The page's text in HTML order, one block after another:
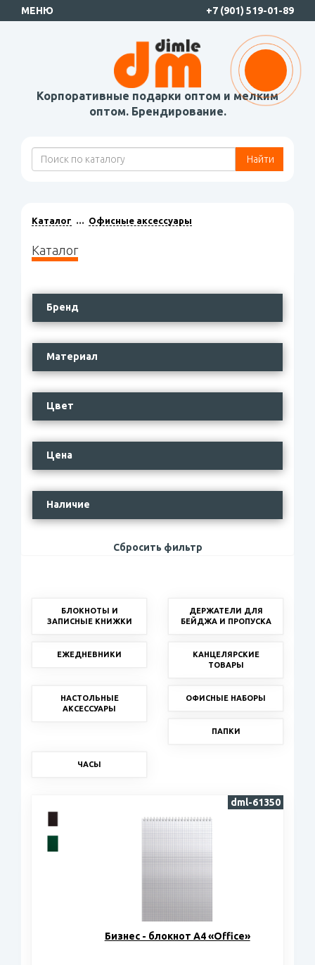
МЕНЮ +7 (901) 519-01-89
Корпоративные подарки оптом и мелким
оптом. Брендирование.
Найти
Каталог Офисные аксессуары
Каталог
Бренд
Материал
Цвет
Цена
Наличие
Сбросить фильтр
БЛОКНОТЫ И
ЗАПИСНЫЕ КНИЖКИ
ДЕРЖАТЕЛИ ДЛЯ
БЕЙДЖА И ПРОПУСКА
ЕЖЕДНЕВНИКИ
КАНЦЕЛЯРСКИЕ
ТОВАРЫ
НАСТОЛЬНЫЕ
АКСЕССУАРЫ
ОФИСНЫЕ НАБОРЫ
ПАПКИ
ЧАСЫ
Бизнес - блокнот А4 «Office»
dml-61350